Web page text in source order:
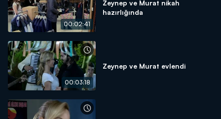
00:02:41
Zeynep ve Murat nikah
hazırlığında
00:03:18
Zeynep ve Murat evlendi